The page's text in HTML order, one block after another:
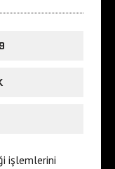
işlemlerini